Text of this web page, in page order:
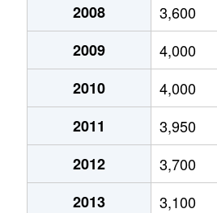
180万円
小林北
1,000万円
小林北
1,000万円
小林浅間
3,500万円
2008
3,600
2009
4,000
2010
4,000
2011
3,950
2012
3,700
2013
3,100